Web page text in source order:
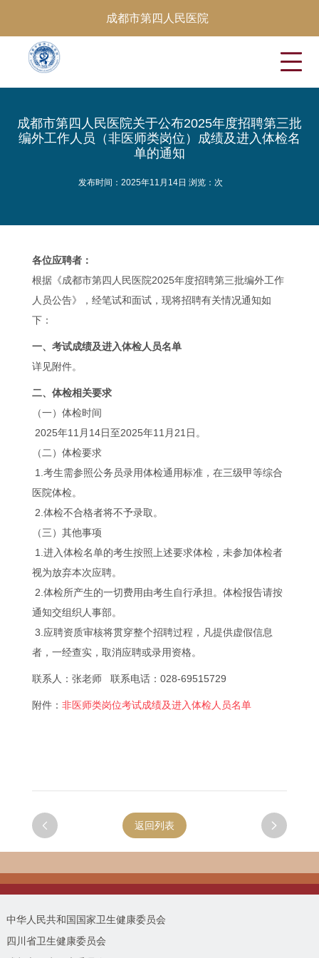
成都市第四人民医院
成都市第四人民医院关于公布2025年度招聘第三批
编外工作人员（非医师类岗位）成绩及进入体检名
单的通知
发布时间：2025年11月14日 浏览： 次
各位应聘者：
根据《成都市第四人民医院2025年度招聘第三批编外工作
人员公告》，经笔试和面试，现将招聘有关情况通知如
下：
一、考试成绩及进入体检人员名单
详见附件。
二、体检相关要求
（一）体检时间
2025年11月14日至2025年11月21日。
（二）体检要求
1.考生需参照公务员录用体检通用标准，在三级甲等综合
医院体检。
2.体检不合格者将不予录取。
（三）其他事项
1.进入体检名单的考生按照上述要求体检，未参加体检者
视为放弃本次应聘。
2.体检所产生的一切费用由考生自行承担。体检报告请按
通知交组织人事部。
3.应聘资质审核将贯穿整个招聘过程，凡提供虚假信息
者，一经查实，取消应聘或录用资格。
联系人：张老师 联系电话：028-69515729
附件： 非医师类岗位考试成绩及进入体检人员名单
 
返回列表
中华人民共和国国家卫生健康委员会
四川省卫生健康委员会